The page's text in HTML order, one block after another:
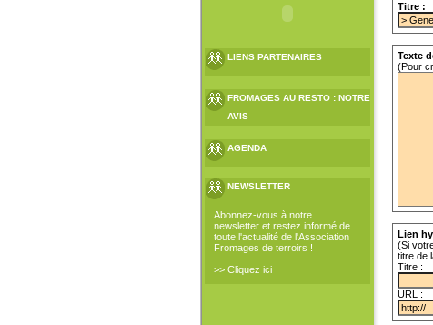
LIENS PARTENAIRES
FROMAGES AU RESTO : NOTRE
AVIS
AGENDA
NEWSLETTER
Abonnez-vous à notre
newsletter et restez informé de
toute l'actualité de l'Association
Fromages de terroirs !
>> Cliquez ici
Titre :
Texte
(Pour
Lien
(Si
titre de
Titre :
URL :